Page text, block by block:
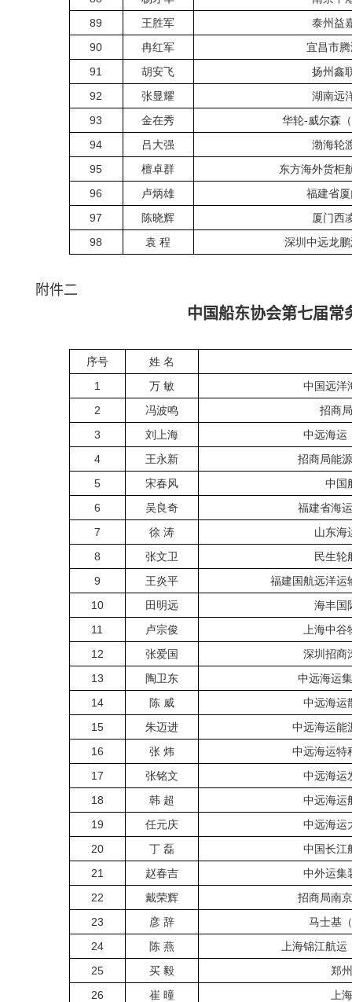
89
王胜军
泰州益
90
冉红军
宜昌市
91
胡安飞
扬州鑫
92
张显耀
湖南远
93
金在秀
华轮-威尔森
94
吕大强
渤海轮
95
檀卓群
东方海外货柜
96
卢炳雄
福建省
97
陈晓辉
厦门西
98
袁 程 深圳中远龙
附件二
中国船东协会第七届常
序号
姓 名
1
万 敏
中国远洋
2
冯波鸣
招商
3
刘上海
中远海运
4
王永新
招商局能
5
宋春风
中国
6
吴良奇
福建省海
7
徐 涛
山东海
8
张文卫
民生轮
9
王炎平
福建国航远洋运
10
田明远
海丰国
11
卢宗俊
上海中
12
张爱国
深圳招商
13
陶卫东
中远海运
14
陈 威
中远海运
15
朱迈进
中远海运能
16
张 炜
中远海运特
17
张铭文
中远海运
18
韩 超
中远海运
19
任元庆
中远海运
20
丁 磊
中国长江
21
赵春吉
中外运集
22
戴荣辉
招商局南
23
彦 辞
马士基
24
陈 燕
上海锦江航
25
买 毅
郑
26
崔 曈
上